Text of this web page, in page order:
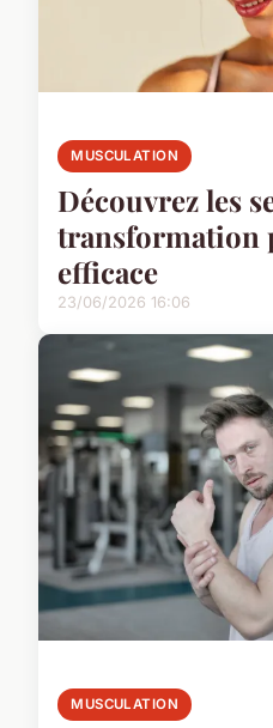
MUSCULATION
Découvrez les
transformation
efficace
23/06/2026 16:06
MUSCULATION